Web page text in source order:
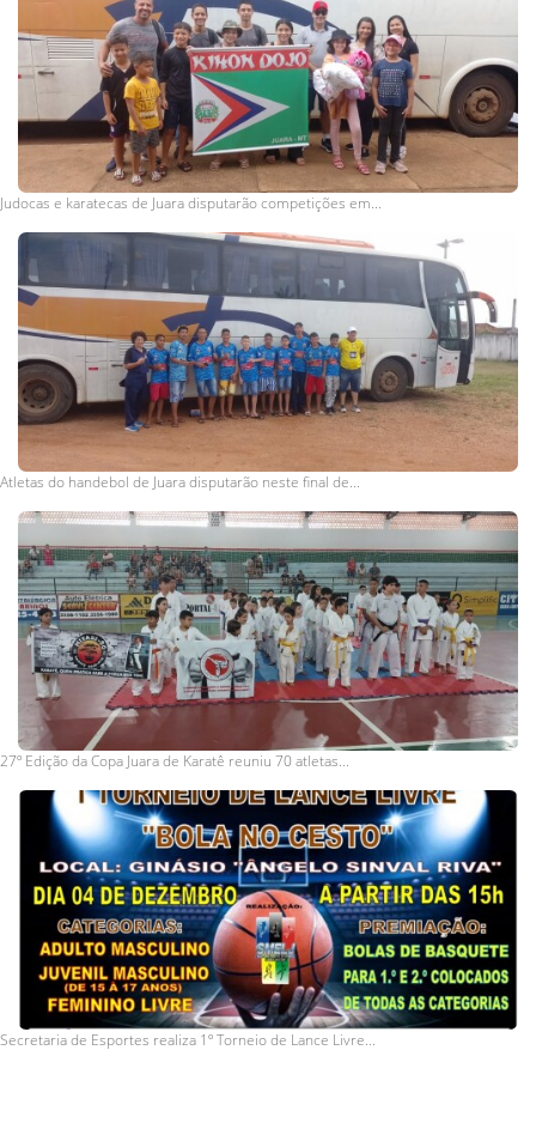
Judocas e karatecas de Juara disputarão competições em...
Atletas do handebol de Juara disputarão neste final de...
27º Edição da Copa Juara de Karatê reuniu 70 atletas...
Secretaria de Esportes realiza 1º Torneio de Lance Livre...